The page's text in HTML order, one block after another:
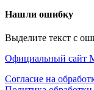
Нашли ошибку
Выделите текст с
Официальный сайт
Согласие на